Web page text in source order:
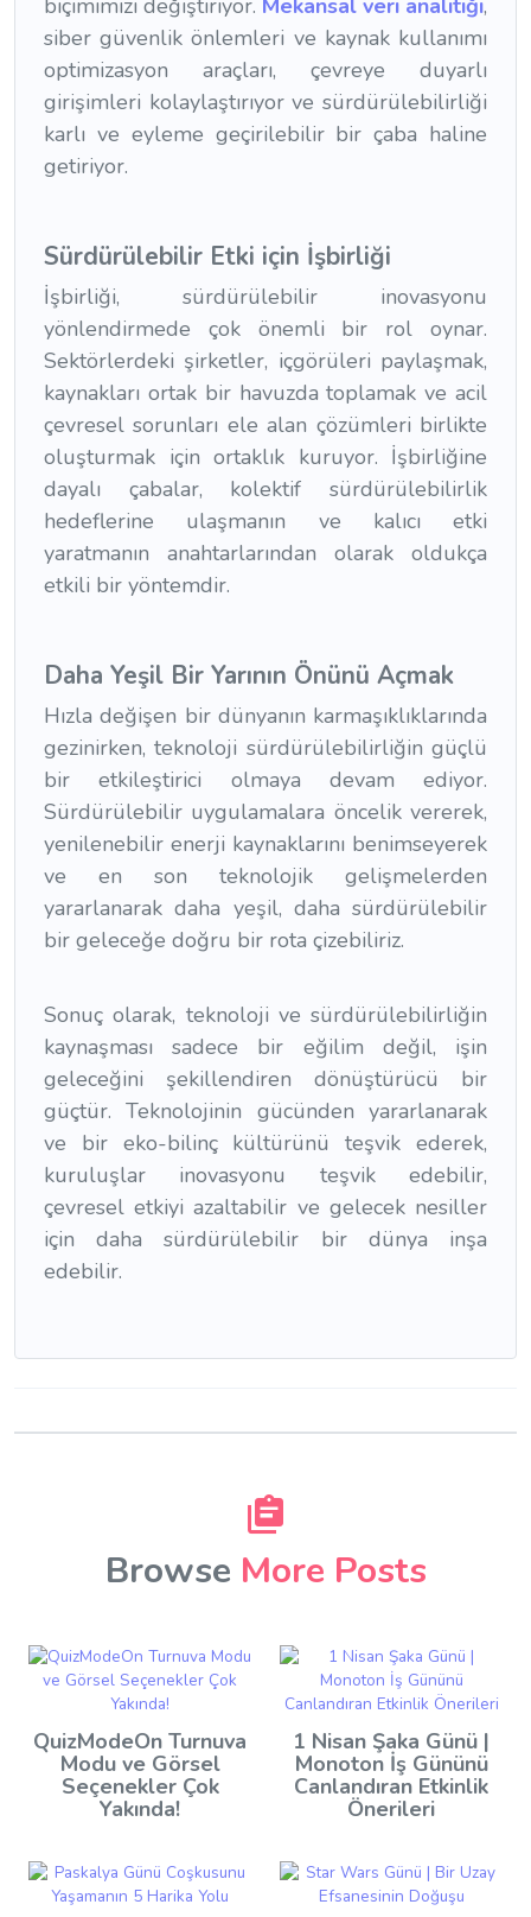
biçimimizi değiştiriyor. Mekansal veri analitiği,
siber güvenlik önlemleri ve kaynak kullanımı
optimizasyon araçları, çevreye duyarlı
girişimleri kolaylaştırıyor ve sürdürülebilirliği
karlı ve eyleme geçirilebilir bir çaba haline
getiriyor.
Sürdürülebilir Etki için İşbirliği
İşbirliği, sürdürülebilir inovasyonu
yönlendirmede çok önemli bir rol oynar.
Sektörlerdeki şirketler, içgörüleri paylaşmak,
kaynakları ortak bir havuzda toplamak ve acil
çevresel sorunları ele alan çözümleri birlikte
oluşturmak için ortaklık kuruyor. İşbirliğine
dayalı çabalar, kolektif sürdürülebilirlik
hedeflerine ulaşmanın ve kalıcı etki
yaratmanın anahtarlarından olarak oldukça
etkili bir yöntemdir.
Daha Yeşil Bir Yarının Önünü Açmak
Hızla değişen bir dünyanın karmaşıklıklarında
gezinirken, teknoloji sürdürülebilirliğin güçlü
bir etkileştirici olmaya devam ediyor.
Sürdürülebilir uygulamalara öncelik vererek,
yenilenebilir enerji kaynaklarını benimseyerek
ve en son teknolojik gelişmelerden
yararlanarak daha yeşil, daha sürdürülebilir
bir geleceğe doğru bir rota çizebiliriz.
Sonuç olarak, teknoloji ve sürdürülebilirliğin
kaynaşması sadece bir eğilim değil, işin
geleceğini şekillendiren dönüştürücü bir
güçtür. Teknolojinin gücünden yararlanarak
ve bir eko-bilinç kültürünü teşvik ederek,
kuruluşlar inovasyonu teşvik edebilir,
çevresel etkiyi azaltabilir ve gelecek nesiller
için daha sürdürülebilir bir dünya inşa
edebilir.
Browse More Posts
QuizModeOn Turnuva
Modu ve Görsel
Seçenekler Çok
Yakında!
1 Nisan Şaka Günü |
Monoton İş Gününü
Canlandıran Etkinlik
Önerileri